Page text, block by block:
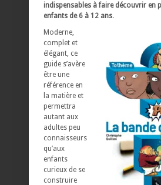
indispensables à faire découvrir en
enfants de 6 à 12 ans.
Moderne,
complet et
élégant, ce
guide s’avère
être une
référence en
la matière et
permettra
autant aux
adultes peu
connaisseurs
qu’aux
enfants
curieux de se
construire